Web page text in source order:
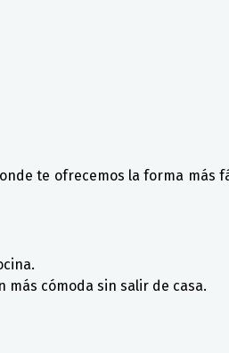
te ofrecemos la forma
más cómoda sin salir de casa.